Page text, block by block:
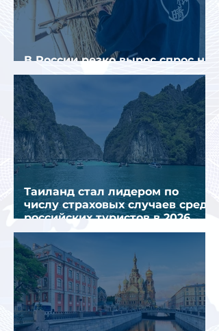
В России резко вырос спрос на
отели без звезд
Таиланд стал лидером по
числу страховых случаев среди
российских туристов в 2026
году